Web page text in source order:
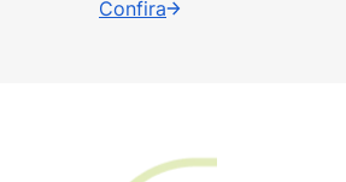
Confira